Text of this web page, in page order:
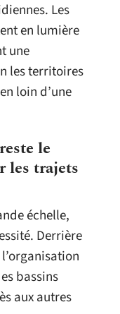
Les
en lumière
une
les territoires
loin d’une
le
les trajets
échelle,
Derrière
bassins
aux autres